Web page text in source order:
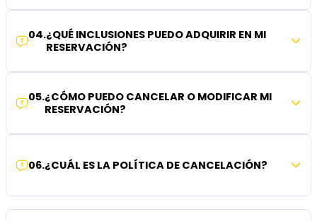
04.¿QUÉ INCLUSIONES PUEDO ADQUIRIR EN MI
RESERVACIÓN?
05.¿CÓMO PUEDO CANCELAR O MODIFICAR MI
RESERVACIÓN?
06.¿CUÁL ES LA POLÍTICA DE CANCELACIÓN?